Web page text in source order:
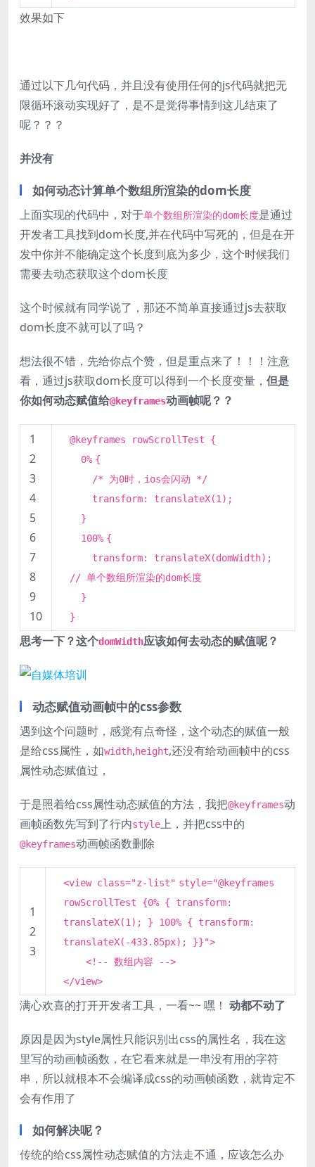
效果如下
通过以下几句代码，并且没有使用任何的js代码就把无
限循环滚动实现好了，是不是觉得事情到这儿结束了
呢？？？
并没有
如何动态计算单个数组所渲染的dom长度
上面实现的代码中，对于单个数组所渲染的dom长度是通过
开发者工具找到dom长度,并在代码中写死的，但是在开
发中你并不能确定这个长度到底为多少，这个时候我们
需要去动态获取这个dom长度
这个时候就有同学说了，那还不简单直接通过js去获取
dom长度不就可以了吗？
想法很不错，先给你点个赞，但是重点来了！！！注意
看，通过js获取dom长度可以得到一个长度变量， 但是
你如何动态赋值给@keyframes动画帧呢？？
1
2
3
4
5
6
7
8
9
10
@keyframes rowScrollTest {
0% {
/* 为0时，ios会闪动 */
transform: translateX(1 );
}
100% {
transform: translateX(domWidth);
// 单个数组所渲染的dom长度
}
}
思考一下？这个domWidth应该如何去动态的赋值呢？
动态赋值动画帧中的css参数
遇到这个问题时，感觉有点奇怪，这个动态的赋值一般
是给css属性，如width,height,还没有给动画帧中的css
属性动态赋值过，
于是照着给css属性动态赋值的方法，我把@keyframes动
画帧函数先写到了行内style上，并把css中的
@keyframes动画帧函数删除
1
2
3
<view class="z-list" style="@keyframes
rowScrollTest {0% { transform:
translateX(1); } 100% { transform:
translateX(-433.85px); }}">
<!-- 数组内容 -->
</view>
满心欢喜的打开开发者工具，一看~~ 嘿！ 动都不动了
原因是因为style属性只能识别出css的属性名，我在这
里写的动画帧函数，在它看来就是一串没有用的字符
串，所以就根本不会编译成css的动画帧函数，就肯定不
会有作用了
如何解决呢？
传统的给css属性动态赋值的方法走不通，应该怎么办